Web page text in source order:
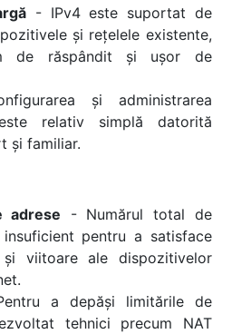
- IPv4 este suportat de
și rețelele existente,
de răspândit și ușor de
și administrarea
relativ simplă datorită
și familiar.
adrese - Numărul total de
pentru a satisface
și viitoare ale dispozitivelor
a depăși limitările de
tehnici precum NAT